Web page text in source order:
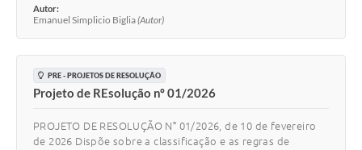
Autor:
Emanuel Simplicio Biglia(Autor)
PRE - PROJETOS DE RESOLUÇÃO
Projeto de REsolução nº 01/2026
PROJETO DE RESOLUÇÃO N° 01/2026, de 10 de fevereiro
de 2026 Dispõe sobre a classificação e as regras de